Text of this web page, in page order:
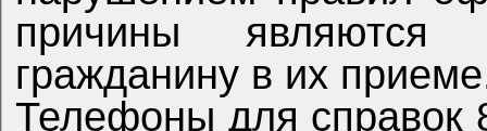
причины являются
гражданину в их
Телефоны для справок 8(8422) 33-12-42, 8 (8422) 33-